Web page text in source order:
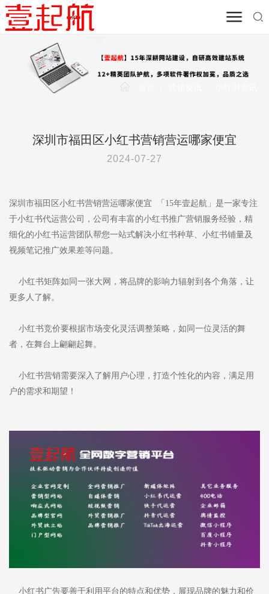
深圳市福田区小红书营销营运哪家便宜
2024-07-27
深圳市福田区小红书营销营运哪家便宜 「15年壹起航」是一家专注
于小红书代运营公司，公司有丰富的小红书推广营销服务经验，精
细化的小红书运营团队帮您一站式解决小红书种草、小红书铺量及
视频笔记推广效果差等问题。
小红书矩阵如同一张大网，将品牌的影响力辐射到各个角落，让
更多人了解。
小红书竞价要根据市场变化灵活调整策略，如同一位灵活的舞
者，在舞台上翩翩起舞。
小红书营销需要深入了解用户心理，打造个性化的内容，满足用
户的需求和期望！
小红书广告要善于利用平台的特点和优势，展现品牌的魅力和价